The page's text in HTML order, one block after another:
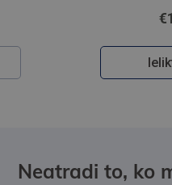
Neatradi to, ko